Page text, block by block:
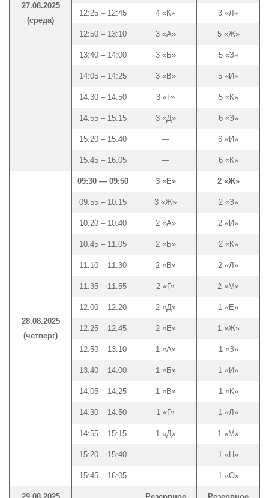
27.08.2025
(среда)
12:25 – 12:45 4 «К» 3 «Л»
12:50 – 13:10 3 «А» 5 «Ж»
13:40 – 14:00 3 «Б» 5 «З»
14:05 – 14:25 3 «В» 5 «И»
14:30 – 14:50 3 «Г» 5 «К»
14:55 – 15:15 3 «Д» 6 «З»
15:20 – 15:40 — 6 «И»
15:45 – 16:05 — 6 «К»
28.08.2025
(четверг)
09:30 — 09:50 3 «Е» 2 «Ж»
09:55 – 10:15 3 «Ж» 2 «З»
10:20 – 10:40 2 «А» 2 «И»
10:45 – 11:05 2 «Б» 2 «К»
11:10 – 11:30 2 «В» 2 «Л»
11:35 – 11:55 2 «Г» 2 «М»
12:00 – 12:20 2 «Д» 1 «Е»
12:25 – 12:45 2 «Е» 1 «Ж»
12:50 – 13:10 1 «А» 1 «З»
13:40 – 14:00 1 «Б» 1 «И»
14:05 – 14:25 1 «В» 1 «К»
14:30 – 14:50 1 «Г» 1 «Л»
14:55 – 15:15 1 «Д» 1 «М»
15:20 – 15:40 — 1 «Н»
15:45 – 16:05 — 1 «О»